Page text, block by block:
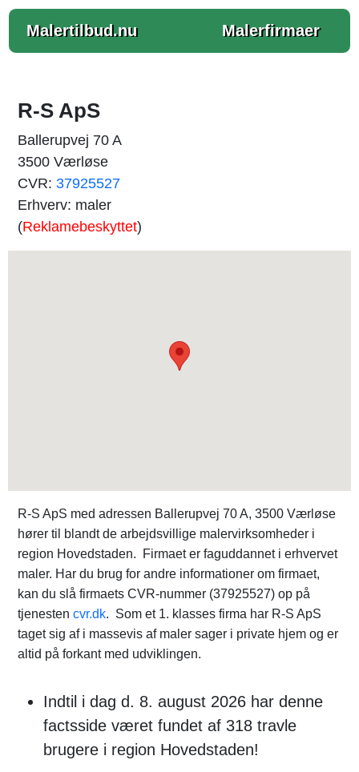
Malertilbud.nu Malerfirmaer
R-S ApS
Ballerupvej 70 A
3500 Værløse
CVR: 37925527
Erhverv: maler
(Reklamebeskyttet)
R-S ApS med adressen Ballerupvej 70 A, 3500 Værløse
hører til blandt de arbejdsvillige malervirksomheder i
region Hovedstaden. Firmaet er faguddannet i erhvervet
maler. Har du brug for andre informationer om firmaet,
kan du slå firmaets CVR-nummer (37925527) op på
tjenesten cvr.dk. Som et 1. klasses firma har R-S ApS
taget sig af i massevis af maler sager i private hjem og er
altid på forkant med udviklingen.
Indtil i dag d. 8. august 2026 har denne
factsside været fundet af 318 travle
brugere i region Hovedstaden!